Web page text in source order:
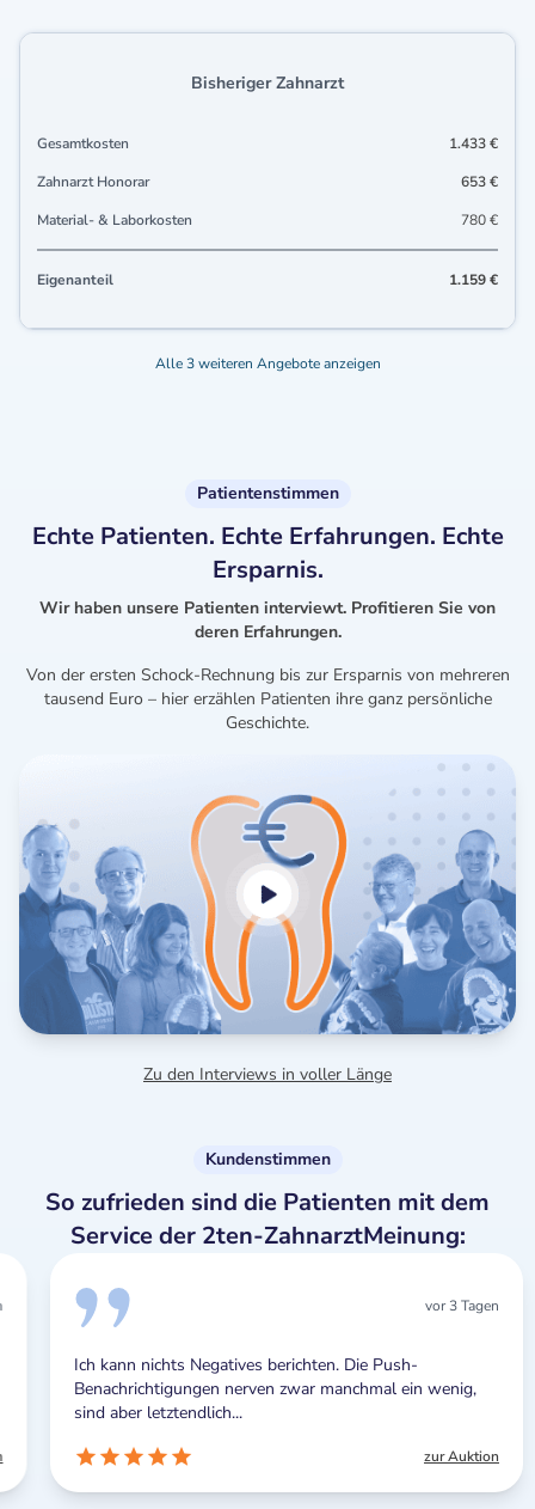
Bisheriger Zahnarzt
Gesamtkosten
1.433 €
Zahnarzt Honorar
653 €
Material- & Laborkosten
780 €
Eigenanteil 1.159 €
Alle 3 weiteren Angebote anzeigen
Patientenstimmen
Echte Patienten. Echte Erfahrungen. Echte
Ersparnis.
Wir haben unsere Patienten interviewt. Profitieren Sie von
deren Erfahrungen.
Von der ersten Schock-Rechnung bis zur Ersparnis von mehreren
tausend Euro – hier erzählen Patienten ihre ganz persönliche
Geschichte.
Zu den Interviews in voller Länge
Kundenstimmen
So zufrieden sind die Patienten mit dem
Service der 2ten-ZahnarztMeinung:
vor 3 Tagen
Ich kann nichts Negatives berichten. Die Push-
Benachrichtigungen nerven zwar manchmal ein wenig,
sind aber letztendlich...
zur Auktion